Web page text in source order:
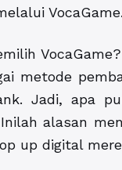
VocaGame.
metode
Jadi, apa
alasan
up digital